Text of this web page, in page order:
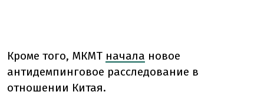
Кроме того, МКМТ начала новое
антидемпинговое расследование в
отношении Китая.